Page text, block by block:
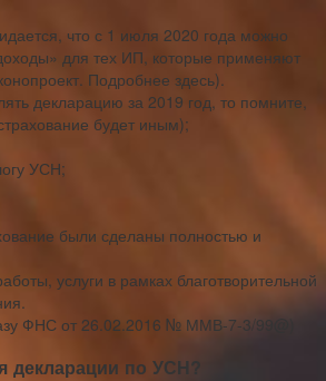
что с 1 июля 2020 года можно
для тех ИП, которые применяют
Подробнее здесь).
декларацию за 2019 год, то помните,
будет иным);
УСН;
были сделаны полностью и
услуги в рамках благотворительной
ФНС от 26.02.2016 № ММВ-7-3/99@)
декларации по УСН?